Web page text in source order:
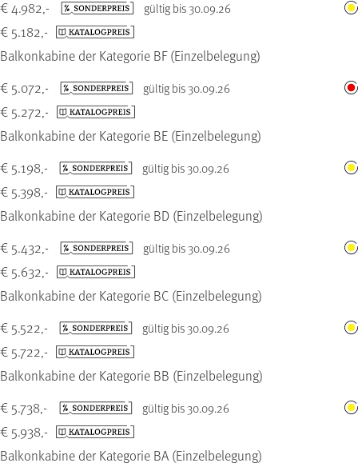
Balkonkabine der Kategorie BF (Einzelbelegung)
€ 4.982,- gültig bis 30.09.26
€ 5.182,-
Balkonkabine der Kategorie BE (Einzelbelegung)
€ 5.072,- gültig bis 30.09.26
€ 5.272,-
Balkonkabine der Kategorie BD (Einzelbelegung)
€ 5.198,- gültig bis 30.09.26
€ 5.398,-
Balkonkabine der Kategorie BC (Einzelbelegung)
€ 5.432,- gültig bis 30.09.26
€ 5.632,-
Balkonkabine der Kategorie BB (Einzelbelegung)
€ 5.522,- gültig bis 30.09.26
€ 5.722,-
Balkonkabine der Kategorie BA (Einzelbelegung)
€ 5.738,- gültig bis 30.09.26
€ 5.938,-